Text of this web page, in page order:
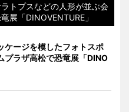
トプスなどの人形が並ぶ会
展「DINOVENTURE」
ケージを模したフォトスポ
プラザ高松で恐竜展「DINO